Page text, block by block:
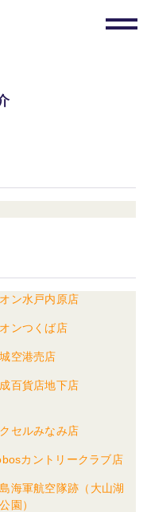
ン水戸内原店
ンつくば店
空港売店
百貨店地下店
セルみなみ店
カントリークラブ店
海軍航空隊跡（大山湖
園）